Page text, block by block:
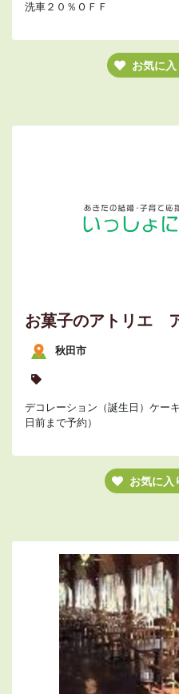
洗車２０％ＯＦＦ
お気に
お菓子のアトリエ
秋田市
デコレーション（誕生日）ケー
日前まで予約）
お気に入